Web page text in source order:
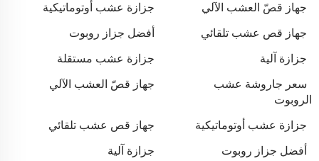
جهاز قصّ العشب الآلي
جزازة عشب أوتوماتيكية
جهاز قص عشب تلقائي
أفضل جزاز روبوت
جزازة آلية
جزازة عشب مستقلة
سعر جاروشة عشب
الروبوت
جهاز قصّ العشب الآلي
جزازة عشب أوتوماتيكية
جهاز قص عشب تلقائي
أفضل جزاز روبوت
جزازة آلية